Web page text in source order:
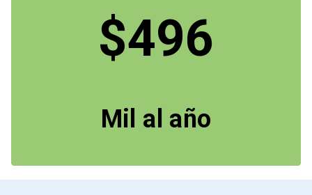
$496
Mil al año